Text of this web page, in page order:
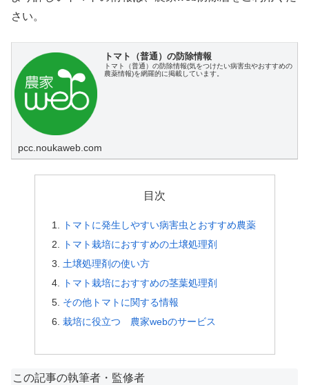
さい。
トマト（普通）の防除情報
トマト（普通）の防除情報(気をつけたい病害虫やおすすめの
農薬情報)を網羅的に掲載しています。
pcc.noukaweb.com
目次
トマトに発生しやすい病害虫とおすすめ農薬
トマト栽培におすすめの土壌処理剤
土壌処理剤の使い方
トマト栽培におすすめの茎葉処理剤
その他トマトに関する情報
栽培に役立つ 農家webのサービス
この記事の執筆者・監修者